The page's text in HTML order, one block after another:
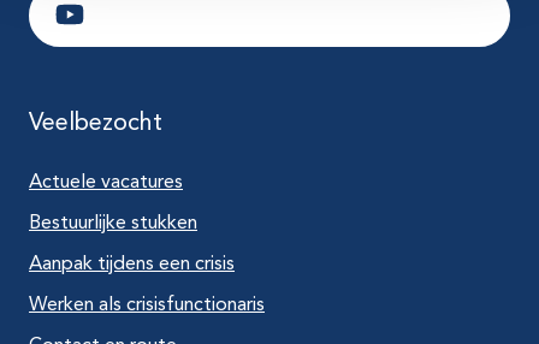
Ga naar Youtube
Veelbezocht
Actuele vacatures
Bestuurlijke stukken
Aanpak tijdens een crisis
Werken als crisisfunctionaris